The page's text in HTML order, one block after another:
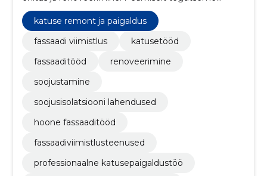
katuse remont ja paigaldus
fassaadi viimistlus
katusetööd
fassaaditööd
renoveerimine
soojustamine
soojusisolatsiooni lahendused
hoone fassaaditööd
fassaadiviimistlusteenused
professionaalne katusepaigaldustöö